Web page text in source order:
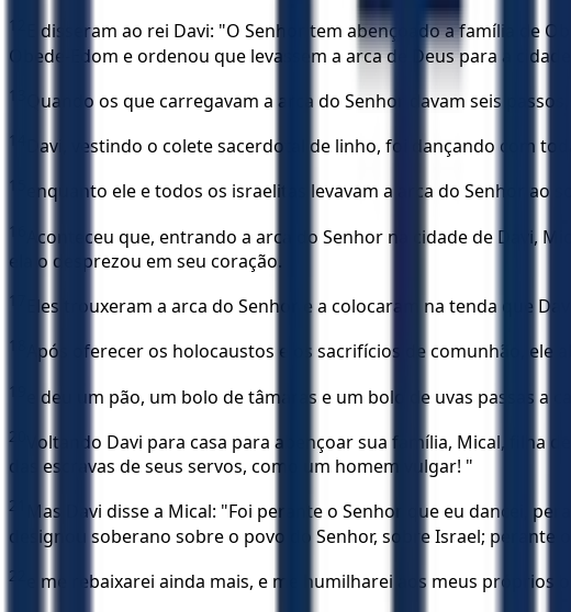
12
E disseram ao rei Davi: "O Senhor tem abençoado a família de
Obede-Edom e ordenou que levassem a arca de Deus para a
13 Quando os que carregavam a arca do Senhor davam seis
14 Davi, vestindo o colete sacerdotal de linho, foi dançando com
15 enquanto ele e todos os israelitas levavam a arca do Senhor ao
16
Aconteceu que, entrando a arca do Senhor na cidade de Davi,
ela o desprezou em seu coração.
17 Eles trouxeram a arca do Senhor e a colocaram na tenda que
18 Após oferecer os holocaustos e os sacrifícios de comunhão,
19 e deu um pão, um bolo de tâmaras e um bolo de uvas passas
20
Voltando Davi para casa para abençoar sua família, Mical, filha
das escravas de seus servos, como um homem vulgar! "
21
Mas Davi disse a Mical: "Foi perante o Senhor que eu dancei,
designou soberano sobre o povo do Senhor, sobre Israel; perante
22 e me rebaixarei ainda mais, e me humilharei aos meus